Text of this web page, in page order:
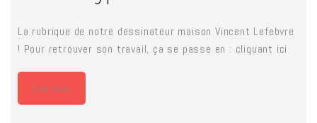
La rubrique de notre dessinateur maison Vincent Lefebvre
! Pour retrouver son travail, ça se passe en : cliquant ici
Lire plus